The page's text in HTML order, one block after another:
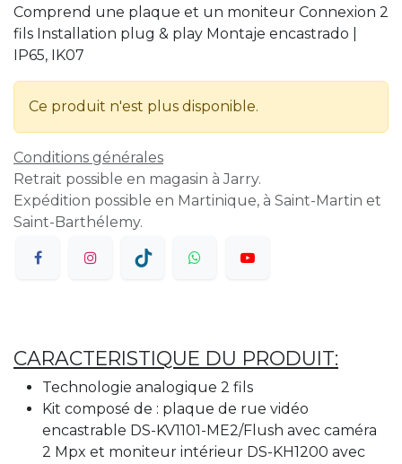
Comprend une plaque et un moniteur Connexion 2
fils Installation plug & play Montaje encastrado |
IP65, IK07
Ce produit n'est plus disponible.
Conditions générales
Retrait possible en magasin à Jarry.
Expédition possible en Martinique, à Saint-Martin et
Saint-Barthélemy.
CARACTERISTIQUE DU PRODUIT:
Technologie analogique 2 fils
Kit composé de : plaque de rue vidéo
encastrable DS-KV1101-ME2/Flush avec caméra
2 Mpx et moniteur intérieur DS-KH1200 avec